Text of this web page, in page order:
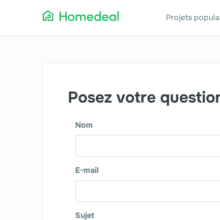
Projets
Alarmes
Fenêtres
Posez votre
Nom
E-mail
Sujet